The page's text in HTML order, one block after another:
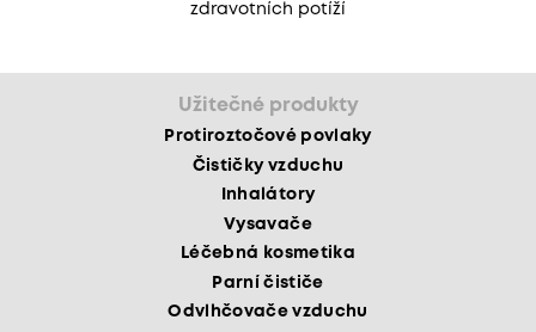
zdravotních potíží
Užitečné produkty
Protiroztočové povlaky
Čističky vzduchu
Inhalátory
Vysavače
Léčebná kosmetika
Parní čističe
Odvlhčovače vzduchu